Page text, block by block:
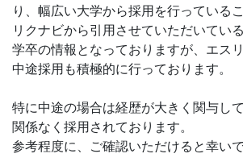
り、幅広い大学から採用を行っている
リクナビから引用させていただいてい
学卒の情報となっておりますが、エス
中途採用も積極的に行っております。
特に中途の場合は経歴が大きく関与し
関係なく採用されております。
参考程度に、ご確認いただけると幸いで